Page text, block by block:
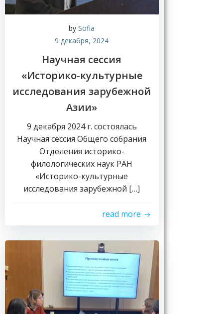
bySofia
9 декабря, 2024
Научная сессия
«Историко-культурные
исследования зарубежной
Азии»
9 декабря 2024 г. состоялась
Научная сессия Общего собрания
Отделения историко-
филологических наук РАН
«Историко-культурные
исследования зарубежной […]
read more